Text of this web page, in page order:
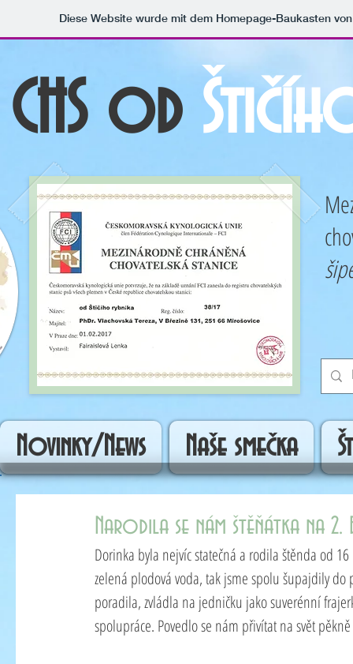
Diese Website wurde mit dem Homepage-Baukasten
od
Novinky/News Naše smečka
Narodila se nám štěňátka na
Dorinka byla nejvíc statečná a rodila štěnda od
zelená plodová voda, tak jsme spolu šupajdily
poradila, zvládla na jedničku jako suverénní
spolupráce. Povedlo se nám přivítat na svět